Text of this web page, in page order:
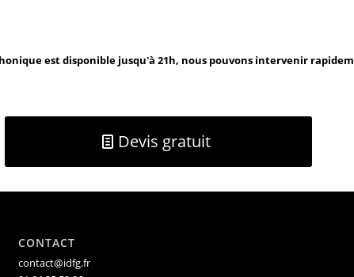
est disponible jusqu'à 21h, nous pouvons intervenir
Devis gratuit
CONTACT
contact@idfg.fr